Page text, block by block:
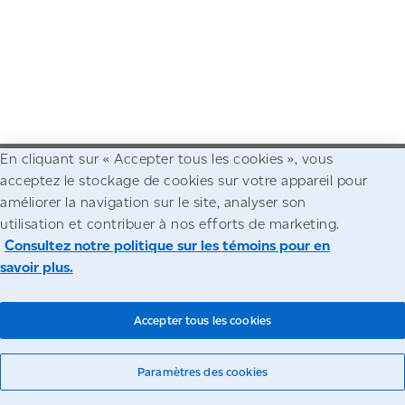
Allez à la page d'accueil de Postes Canada
Accessibilité Avis juridiques Confidentialité
En cliquant sur « Accepter tous les cookies », vous
acceptez le stockage de cookies sur votre appareil pour
améliorer la navigation sur le site, analyser son
utilisation et contribuer à nos efforts de marketing.
Consultez notre politique sur les témoins pour en
savoir plus.
Paramètres des cookies
Accepter tous les cookies